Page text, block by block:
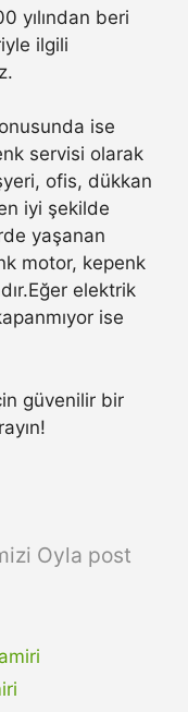
yılından beri
ilgili
ise
servisi olarak
ofis, dükkan
iyi şekilde
yaşanan
motor, kepenk
elektrik
ise
güvenilir bir
Oyla post